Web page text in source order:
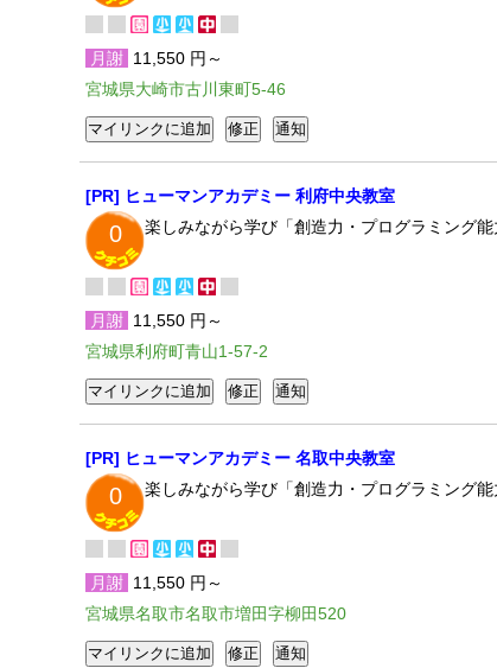
月謝 11,550 円～
宮城県大崎市古川東町5-46
[PR] ヒューマンアカデミー 利府中央教室
0 楽しみながら学び「創造力・プログラミング
月謝 11,550 円～
宮城県利府町青山1-57-2
[PR] ヒューマンアカデミー 名取中央教室
0 楽しみながら学び「創造力・プログラミング
月謝 11,550 円～
宮城県名取市名取市増田字柳田520